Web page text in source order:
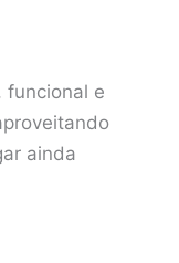
funcional e
ainda